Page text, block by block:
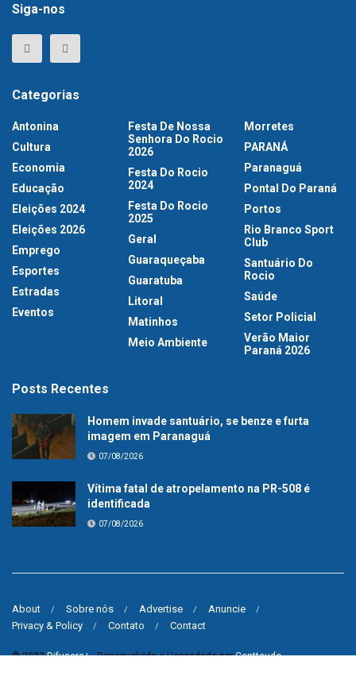
Siga-nos
Categorias
Antonina
Cultura
Economia
Educação
Eleições 2024
Eleições 2026
Emprego
Esportes
Estradas
Eventos
Festa De Nossa
Senhora Do Rocio
2026
Festa Do Rocio
2024
Festa Do Rocio
2025
Geral
Guaraqueçaba
Guaratuba
Litoral
Matinhos
Meio Ambiente
Morretes
PARANÁ
Paranaguá
Pontal Do Paraná
Portos
Rio Branco Sport
Club
Santuário Do
Rocio
Saúde
Setor Policial
Verão Maior
Paraná 2026
Posts Recentes
Homem invade santuário, se benze e furta
imagem em Paranaguá
07/08/2026
Vítima fatal de atropelamento na PR-508 é
identificada
07/08/2026
About Sobre nós Advertise
Anuncie
Privacy & Policy
Contato Contact
© 2023Difusora+- Desenvolvido e Hospedado porContteudo.